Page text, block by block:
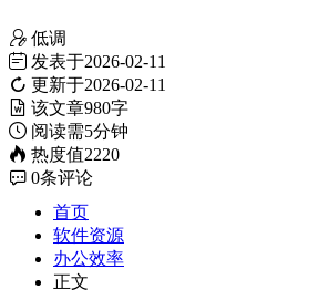
低调
发表于2026-02-11
更新于2026-02-11
该文章980字
阅读需5分钟
热度值2220
0条评论
首页
软件资源
办公效率
正文